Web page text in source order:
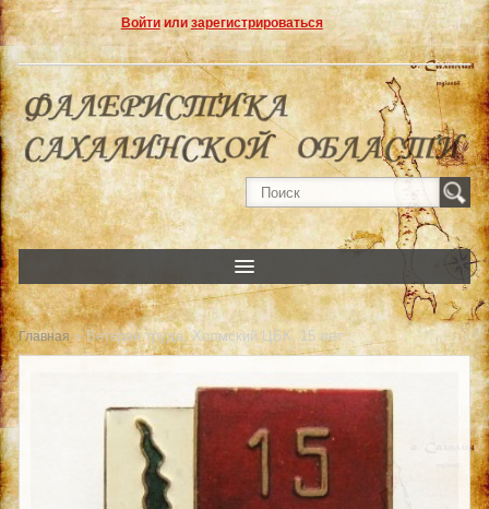
Войтиили зарегистрироваться
Главная » Ветеран труда. Холмский ЦБК. 15 лет